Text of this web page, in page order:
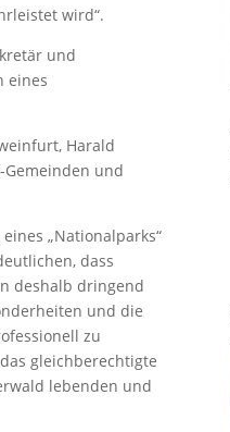
wird“.
und
eines
Harald
und
„Nationalparks“
dass
deshalb dringend
und die
zu
gleichberechtigte
lebenden und